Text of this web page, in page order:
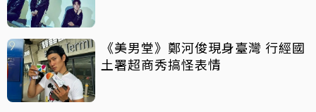
《美男堂》鄭河俊現身臺灣 行經國
土署超商秀搞怪表情